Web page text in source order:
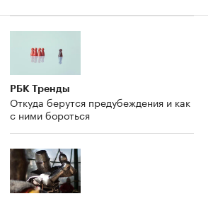
РБК Тренды
Откуда берутся предубеждения и как
с ними бороться